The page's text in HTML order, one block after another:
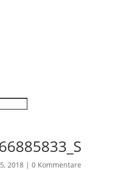
2018| 0 Kommentare